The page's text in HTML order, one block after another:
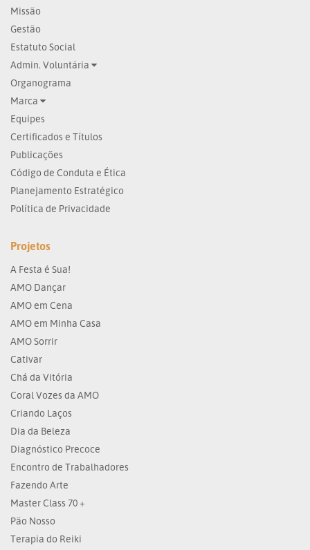
Missão
Gestão
Estatuto Social
Admin. Voluntária
Organograma
Marca
Equipes
Certificados e Títulos
Publicações
Código de Conduta e Ética
Planejamento Estratégico
Política de Privacidade
Projetos
A Festa é Sua!
AMO Dançar
AMO em Cena
AMO em Minha Casa
AMO Sorrir
Cativar
Chá da Vitória
Coral Vozes da AMO
Criando Laços
Dia da Beleza
Diagnóstico Precoce
Encontro de Trabalhadores
Fazendo Arte
Master Class 70 +
Pão Nosso
Terapia do Reiki